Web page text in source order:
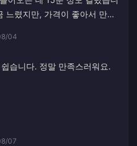
느렸지만, 가격이 좋아서 만족
04
습니다. 정말 만족스러워요.
07